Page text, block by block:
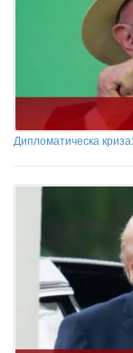
Дипломатическа